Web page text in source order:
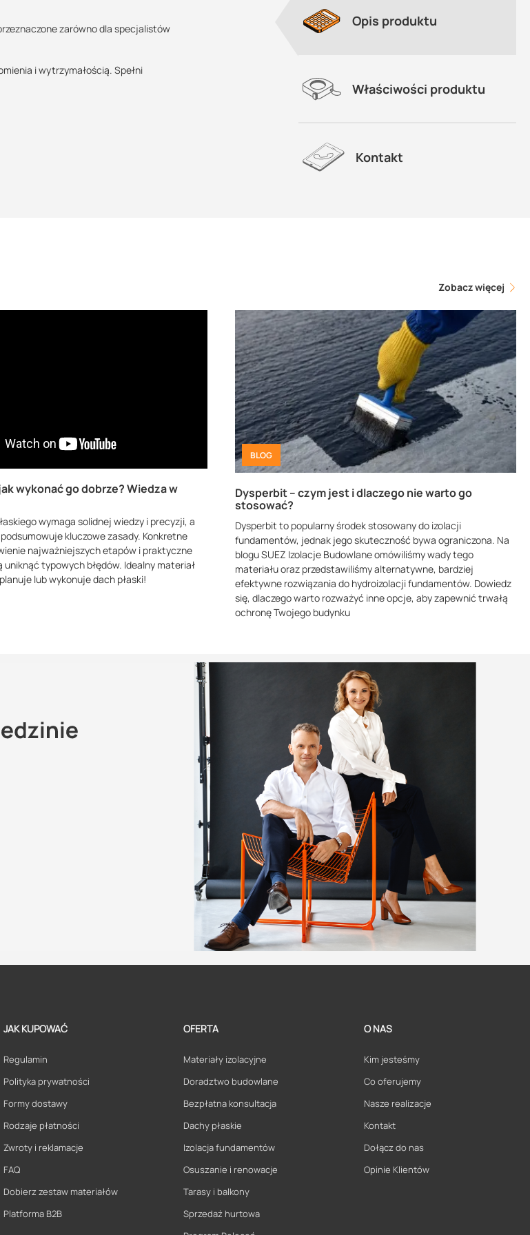
zarówno dla specjalistów
i wytrzymałością. Spełni
nami
Opis produktu
Właściwości produktu
Kontakt
Zobacz więcej
wykonać go dobrze? Wiedza w
wymaga solidnej wiedzy i precyzji, a
kluczowe zasady. Konkretne
najważniejszych etapów i praktyczne
uniknąć typowych błędów. Idealny materiał
lub wykonuje dach płaski!
BLOG
Dysperbit – czym jest i dlaczego nie warto go
stosować?
Dysperbit to popularny środek stosowany do izolacji
fundamentów, jednak jego skuteczność bywa ograniczona. Na
blogu SUEZ Izolacje Budowlane omówiliśmy wady tego
materiału oraz przedstawiliśmy alternatywne, bardziej
efektywne rozwiązania do hydroizolacji fundamentów. Dowiedz
się, dlaczego warto rozważyć inne opcje, aby zapewnić trwałą
ochronę Twojego budynku
JAK KUPOWAĆ
Regulamin
Polityka prywatności
Formy dostawy
Rodzaje płatności
Zwroty i reklamacje
FAQ
Dobierz zestaw materiałów
Platforma B2B
OFERTA
Materiały izolacyjne
Doradztwo budowlane
Bezpłatna konsultacja
Dachy płaskie
Izolacja fundamentów
Osuszanie i renowacje
Tarasy i balkony
Sprzedaż hurtowa
O NAS
Kim jesteśmy
Co oferujemy
Nasze realizacje
Kontakt
Dołącz do nas
Opinie Klientów